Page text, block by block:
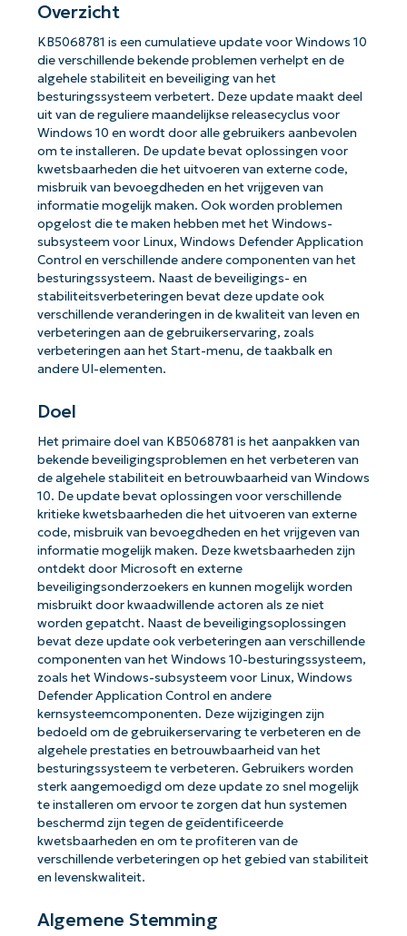
Overzicht
KB5068781 is een cumulatieve update voor Windows 10
die verschillende bekende problemen verhelpt en de
algehele stabiliteit en beveiliging van het
besturingssysteem verbetert. Deze update maakt deel
uit van de reguliere maandelijkse releasecyclus voor
Windows 10 en wordt door alle gebruikers aanbevolen
om te installeren. De update bevat oplossingen voor
kwetsbaarheden die het uitvoeren van externe code,
misbruik van bevoegdheden en het vrijgeven van
informatie mogelijk maken. Ook worden problemen
opgelost die te maken hebben met het Windows-
subsysteem voor Linux, Windows Defender Application
Control en verschillende andere componenten van het
besturingssysteem. Naast de beveiligings- en
stabiliteitsverbeteringen bevat deze update ook
verschillende veranderingen in de kwaliteit van leven en
verbeteringen aan de gebruikerservaring, zoals
verbeteringen aan het Start-menu, de taakbalk en
andere UI-elementen.
Doel
Het primaire doel van KB5068781 is het aanpakken van
bekende beveiligingsproblemen en het verbeteren van
de algehele stabiliteit en betrouwbaarheid van Windows
10. De update bevat oplossingen voor verschillende
kritieke kwetsbaarheden die het uitvoeren van externe
code, misbruik van bevoegdheden en het vrijgeven van
informatie mogelijk maken. Deze kwetsbaarheden zijn
ontdekt door Microsoft en externe
beveiligingsonderzoekers en kunnen mogelijk worden
misbruikt door kwaadwillende actoren als ze niet
worden gepatcht. Naast de beveiligingsoplossingen
bevat deze update ook verbeteringen aan verschillende
componenten van het Windows 10-besturingssysteem,
zoals het Windows-subsysteem voor Linux, Windows
Defender Application Control en andere
kernsysteemcomponenten. Deze wijzigingen zijn
bedoeld om de gebruikerservaring te verbeteren en de
algehele prestaties en betrouwbaarheid van het
besturingssysteem te verbeteren. Gebruikers worden
sterk aangemoedigd om deze update zo snel mogelijk
te installeren om ervoor te zorgen dat hun systemen
beschermd zijn tegen de geïdentificeerde
kwetsbaarheden en om te profiteren van de
verschillende verbeteringen op het gebied van stabiliteit
en levenskwaliteit.
Algemene Stemming